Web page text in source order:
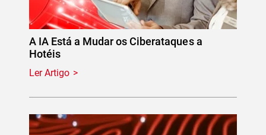
A IA Está a Mudar os Ciberataques a
Hotéis
Ler Artigo